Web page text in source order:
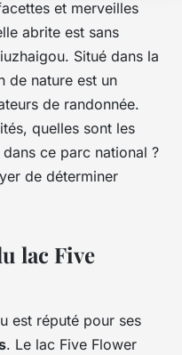
et merveilles
abrite est sans
Situé dans la
de nature est un
de randonnée.
quelles sont les
ce parc national ?
de déterminer
lac Five
est réputé pour ses
. Le lac Five Flower